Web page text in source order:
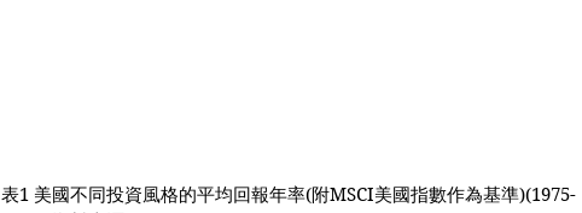
表1 美國不同投資風格的平均回報年率(附MSCI美國指數作為基準)(1975-